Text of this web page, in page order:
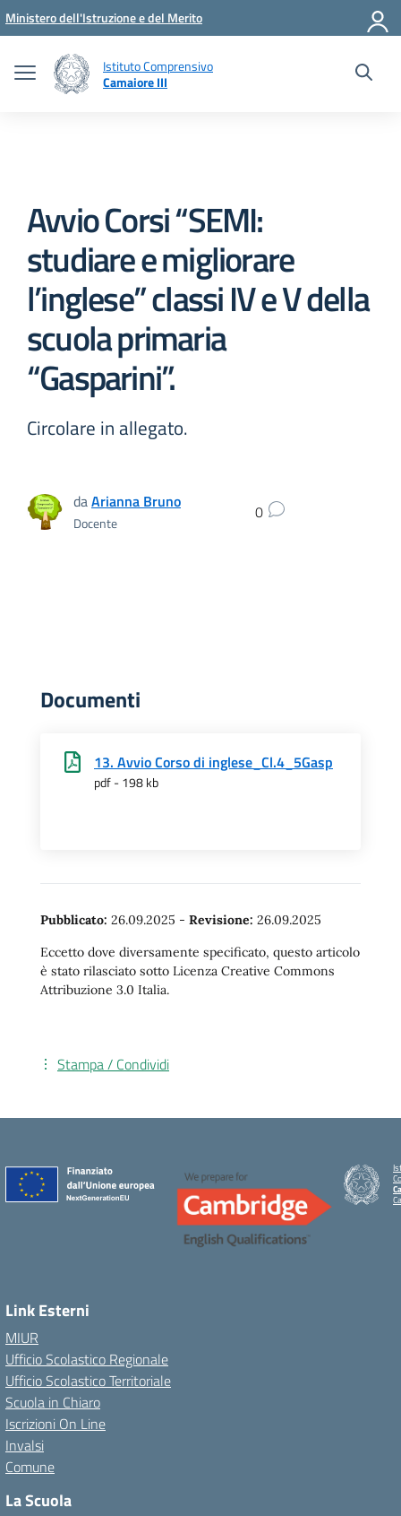
Vai ai contenuti
Vai al menu di navigazione
Vai al footer
Ministero dell'Istruzione e del Merito
Istituto Comprensivo
Camaiore III
Avvio Corsi “SEMI:
studiare e migliorare
l’inglese” classi IV e V della
scuola primaria
“Gasparini”.
Circolare in allegato.
daArianna Bruno
Docente 0
Documenti
13. Avvio Corso di inglese_Cl.4_5Gasp
pdf - 198 kb
Pubblicato: 26.09.2025 - Revisione: 26.09.2025
Eccetto dove diversamente specificato, questo articolo
è stato rilasciato sotto Licenza Creative Commons
Attribuzione 3.0 Italia.
Stampa / Condividi
Link Esterni
MIUR
Ufficio Scolastico Regionale
Ufficio Scolastico Territoriale
Scuola in Chiaro
Iscrizioni On Line
Invalsi
Comune
La Scuola